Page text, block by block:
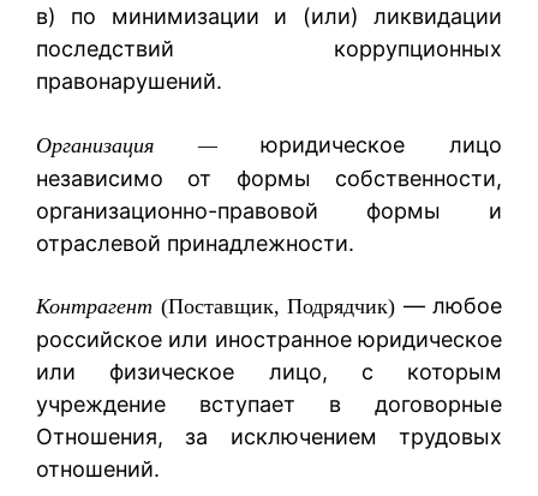
в) по минимизации и (или) ликвидации
последствий коррупционных
правонарушений.
Организация —юридическое лицо
независимо от формы собственности,
организационно-правовой формы и
отраслевой принадлежности.
Контрагент (Поставщик, Подрядчик) — любое
российское или иностранное юридическое
или физическое лицо, с которым
учреждение вступает в договорные
Отношения, за исключением трудовых
отношений.